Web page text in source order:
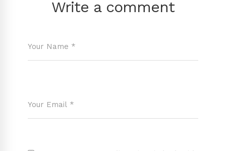
Write a comment